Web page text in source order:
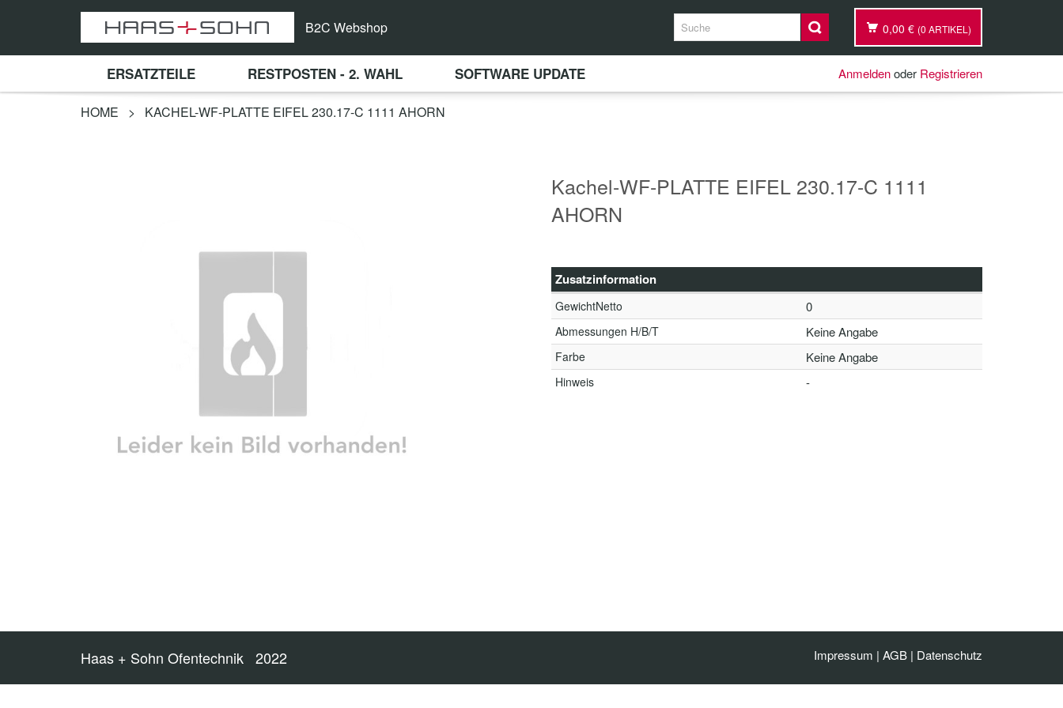
B2C Webshop 0,00 € (0 ARTIKEL)
ERSATZTEILE RESTPOSTEN - 2. WAHL SOFTWARE UPDATE Anmeldenoder Registrieren
HOME > KACHEL-WF-PLATTE EIFEL 230.17-C 1111 AHORN
Kachel-WF-PLATTE EIFEL 230.17-C 1111
AHORN
Zusatzinformation
GewichtNetto 0
Abmessungen H/B/T Keine Angabe
Farbe Keine Angabe
Hinweis -
Haas + Sohn Ofentechnik 2022 Impressum | AGB | Datenschutz